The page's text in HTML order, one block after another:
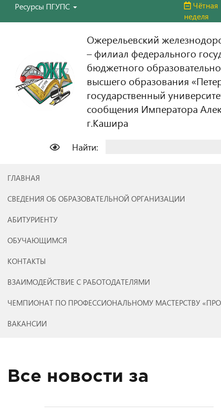
Ресурсы ПГУПС
Чётная
неделя
Ожерельевский
– филиал федерального
бюджетного
высшего образования
государственный
сообщения Императора
г.Кашира
Найти:
ГЛАВНАЯ
СВЕДЕНИЯ ОБ ОБРАЗОВАТЕЛЬНОЙ ОРГАНИЗАЦИИ
АБИТУРИЕНТУ
ОБУЧАЮЩИМСЯ
КОНТАКТЫ
ВЗАИМОДЕЙСТВИЕ С РАБОТОДАТЕЛЯМИ
ЧЕМПИОНАТ ПО ПРОФЕССИОНАЛЬНОМУ МАСТЕРСТВУ
ВАКАНСИИ
Все новости за